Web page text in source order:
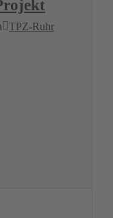
TPZ-Ruhr